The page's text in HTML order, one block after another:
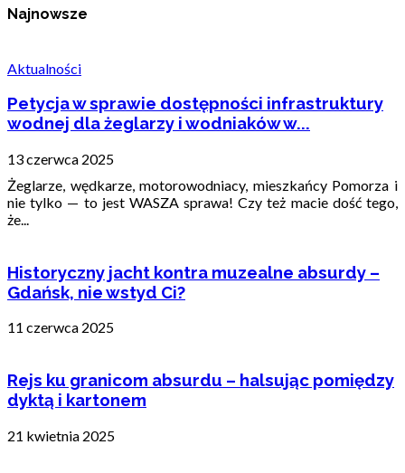
Najnowsze
Aktualności
Petycja w sprawie dostępności infrastruktury
wodnej dla żeglarzy i wodniaków w...
13 czerwca 2025
Żeglarze, wędkarze, motorowodniacy, mieszkańcy Pomorza i
nie tylko — to jest WASZA sprawa! Czy też macie dość tego,
że...
Historyczny jacht kontra muzealne absurdy –
Gdańsk, nie wstyd Ci?
11 czerwca 2025
Rejs ku granicom absurdu – halsując pomiędzy
dyktą i kartonem
21 kwietnia 2025